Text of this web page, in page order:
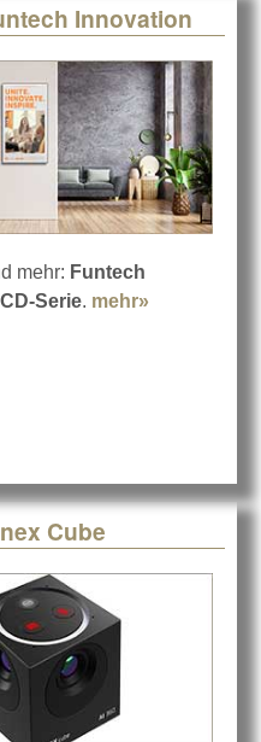
Innovation
mehr: Funtech
Serie. mehr»
Cube